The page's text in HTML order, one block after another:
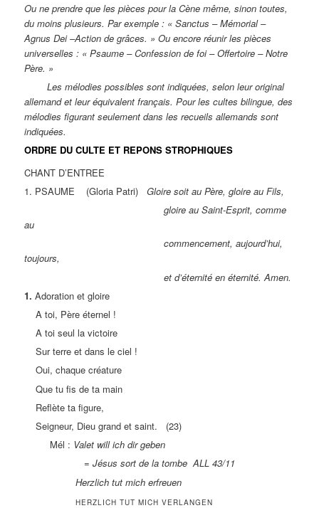
Ou ne prendre que les pièces pour la Cène même, sinon toutes,
du moins plusieurs. Par exemple : « Sanctus – Mémorial –
Agnus Dei –Action de grâces. » Ou encore réunir les pièces
universelles : « Psaume – Confession de foi – Offertoire – Notre
Père. »
Les mélodies possibles sont indiquées, selon leur original
allemand et leur équivalent français. Pour les cultes bilingue, des
mélodies figurant seulement dans les recueils allemands sont
indiquées.
ORDRE DU CULTE ET REPONS STROPHIQUES
CHANT D’ENTREE
1. PSAUME (Gloria Patri)Gloire soit au Père, gloire au Fils,
gloire au Saint-Esprit, comme
au
commencement, aujourd’hui,
toujours,
et d’éternité en éternité. Amen.
1. Adoration et gloire
A toi, Père éternel !
A toi seul la victoire
Sur terre et dans le ciel !
Oui, chaque créature
Que tu fis de ta main
Reflète ta figure,
Seigneur, Dieu grand et saint. (23)
Mél : Valet will ich dir geben
= Jésus sort de la tombe ALL 43/11
Herzlich tut mich erfreuen
HERZLICH TUT MICH VERLANGEN